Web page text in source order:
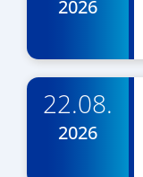
2026
22.08.
2026